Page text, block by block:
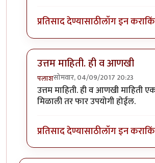
प्रतिसाद देण्यासाठीलॉग इन करा
उत्तम माहिती. ही व आणखी
पलाशसोमवार, 04/09/2017 20:23
In reply toशंभर रु किलोच्या
उत्तम माहिती. ही व आणखी माहिती
मिळाली तर फार उपयोगी होईल.
प्रतिसाद देण्यासाठीलॉग इन करा